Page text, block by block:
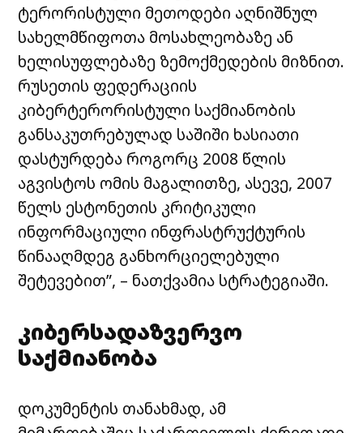
ტერორისტული მეთოდები აღნიშნულ
სახელმწიფოთა მოსახლეობაზე ან
ხელისუფლებაზე ზემოქმედების მიზნით.
რუსეთის ფედერაციის
კიბერტერორისტული საქმიანობის
განსაკუთრებულად საშიში ხასიათი
დასტურდება როგორც 2008 წლის
აგვისტოს ომის მაგალითზე, ასევე, 2007
წელს ესტონეთის კრიტიკული
ინფორმაციული ინფრასტრუქტურის
წინააღმდეგ განხორციელებული
შეტევებით”, – ნათქვამია სტრატეგიაში.
კიბერსადაზვერვო
საქმიანობა
დოკუმენტის თანახმად, ამ